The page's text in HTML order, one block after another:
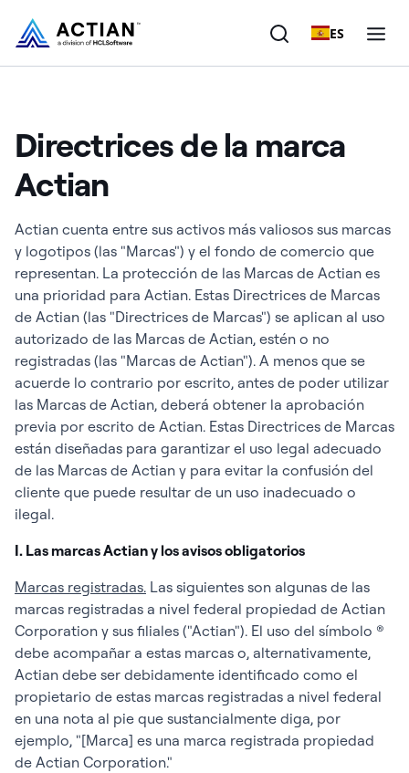
ES
Soluciones
Clientes
Empresa
Recursos
Directrices de la marca
Actian
Actian cuenta entre sus activos más valiosos sus marcas
y logotipos (las "Marcas") y el fondo de comercio que
representan. La protección de las Marcas de Actian es
una prioridad para Actian. Estas Directrices de Marcas
de Actian (las "Directrices de Marcas") se aplican al uso
autorizado de las Marcas de Actian, estén o no
registradas (las "Marcas de Actian"). A menos que se
acuerde lo contrario por escrito, antes de poder utilizar
las Marcas de Actian, deberá obtener la aprobación
previa por escrito de Actian. Estas Directrices de Marcas
están diseñadas para garantizar el uso legal adecuado
de las Marcas de Actian y para evitar la confusión del
cliente que puede resultar de un uso inadecuado o
ilegal.
I. Las marcas Actian y los avisos obligatorios
Marcas registradas. Las siguientes son algunas de las
marcas registradas a nivel federal propiedad de Actian
Corporation y sus filiales ("Actian"). El uso del símbolo ®
debe acompañar a estas marcas o, alternativamente,
Actian debe ser debidamente identificado como el
propietario de estas marcas registradas a nivel federal
en una nota al pie que sustancialmente diga, por
ejemplo, "[Marca] es una marca registrada propiedad
de Actian Corporation."